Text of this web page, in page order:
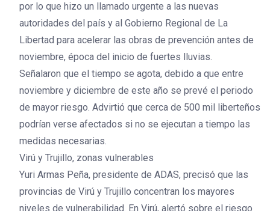
por lo que hizo un llamado urgente a las nuevas
autoridades del país y al Gobierno Regional de La
Libertad para acelerar las obras de prevención antes de
noviembre, época del inicio de fuertes lluvias.
Señalaron que el tiempo se agota, debido a que entre
noviembre y diciembre de este año se prevé el periodo
de mayor riesgo. Advirtió que cerca de 500 mil liberteños
podrían verse afectados si no se ejecutan a tiempo las
medidas necesarias.
Virú y Trujillo, zonas vulnerables
Yuri Armas Peña, presidente de ADAS, precisó que las
provincias de Virú y Trujillo concentran los mayores
niveles de vulnerabilidad. En Virú, alertó sobre el riesgo